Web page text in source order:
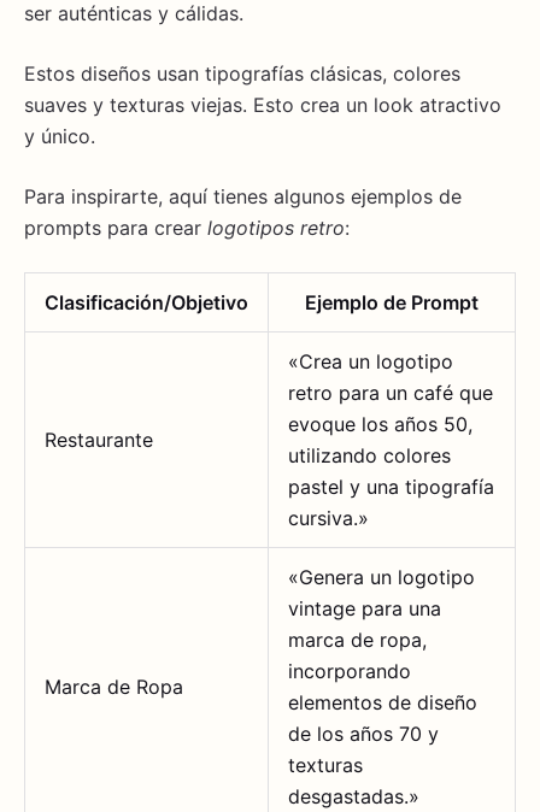
ser auténticas y cálidas.
Estos diseños usan tipografías clásicas, colores
suaves y texturas viejas. Esto crea un look atractivo
y único.
Para inspirarte, aquí tienes algunos ejemplos de
prompts para crear logotipos retro:
Clasificación/Objetivo Ejemplo de Prompt
Restaurante
«Crea un logotipo
retro para un café que
evoque los años 50,
utilizando colores
pastel y una tipografía
cursiva.»
Marca de Ropa
«Genera un logotipo
vintage para una
marca de ropa,
incorporando
elementos de diseño
de los años 70 y
texturas
desgastadas.»